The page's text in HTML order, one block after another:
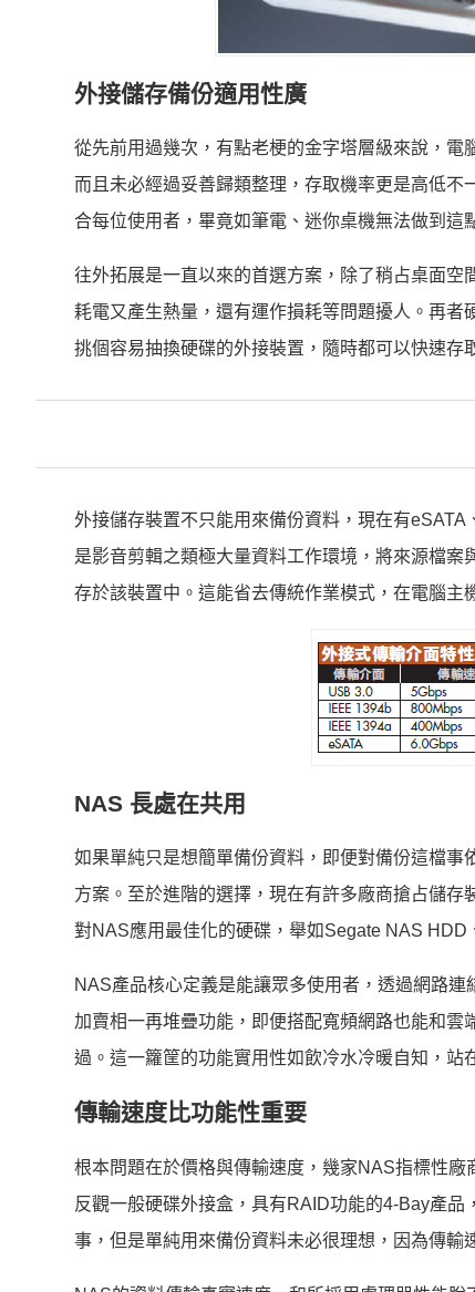
外接儲存備份適用性廣
從先前用過幾次，有點老梗的金字塔層級來說，
而且未必經過妥善歸類整理，存取機率更是高低
合每位使用者，畢竟如筆電、迷你桌機無法做到這
往外拓展是一直以來的首選方案，除了稍占桌面
耗電又產生熱量，還有運作損耗等問題擾人。再
挑個容易抽換硬碟的外接裝置，隨時都可以快速存
外接儲存裝置不只能用來備份資料，現在有
是影音剪輯之類極大量資料工作環境，將來源檔
存於該裝置中。這能省去傳統作業模式，在電腦主
NAS 長處在共用
如果單純只是想簡單備份資料，即便對備份這檔
方案。至於進階的選擇，現在有許多廠商搶占儲
對NAS應用最佳化的硬碟，舉如Segate NAS HDD
NAS產品核心定義是能讓眾多使用者，透過網路
加賣相一再堆疊功能，即便搭配寬頻網路也能和
過。這一籮筐的功能實用性如飲冷水冷暖自知，站
傳輸速度比功能性重要
根本問題在於價格與傳輸速度，幾家NAS指標性
反觀一般硬碟外接盒，具有RAID功能的4-Bay產
事，但是單純用來備份資料未必很理想，因為傳輸